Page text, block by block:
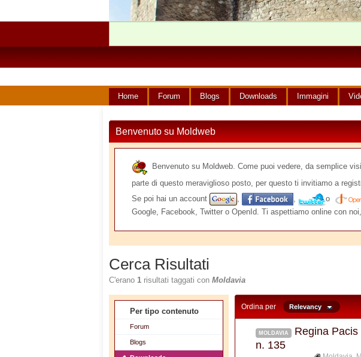
Home Forum Blogs Downloads Immagini
Benvenuto su Moldweb
Benvenuto su Moldweb. Come puoi vedere, da semplice
parte di questo meraviglioso posto, per questo ti invitiamo a
Se poi hai un account
, , o
Google, Facebook, Twitter o OpenId. Ti aspettiamo online con
Cerca Risultati
C'erano 1 risultati taggati con Moldavia
Per tipo contenuto
Forum
Blogs
Ordina per Relevancy
MOLDAVIA
Regina
n. 135